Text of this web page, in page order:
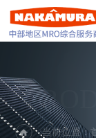
当前位置：